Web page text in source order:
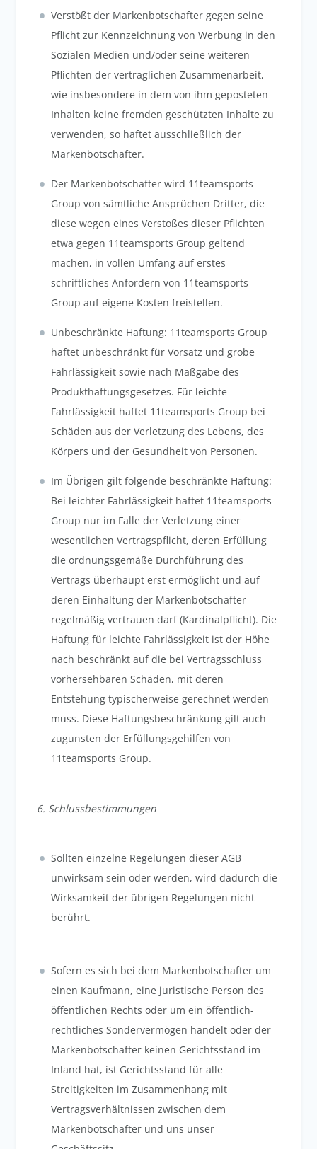
Verstößt der Markenbotschafter gegen seine
Pflicht zur Kennzeichnung von Werbung in den
Sozialen Medien und/oder seine weiteren
Pflichten der vertraglichen Zusammenarbeit,
wie insbesondere in dem von ihm geposteten
Inhalten keine fremden geschützten Inhalte zu
verwenden, so haftet ausschließlich der
Markenbotschafter.
Der Markenbotschafter wird 11teamsports
Group von sämtliche Ansprüchen Dritter, die
diese wegen eines Verstoßes dieser Pflichten
etwa gegen 11teamsports Group geltend
machen, in vollen Umfang auf erstes
schriftliches Anfordern von 11teamsports
Group auf eigene Kosten freistellen.
Unbeschränkte Haftung: 11teamsports Group
haftet unbeschränkt für Vorsatz und grobe
Fahrlässigkeit sowie nach Maßgabe des
Produkthaftungsgesetzes. Für leichte
Fahrlässigkeit haftet 11teamsports Group bei
Schäden aus der Verletzung des Lebens, des
Körpers und der Gesundheit von Personen.
Im Übrigen gilt folgende beschränkte Haftung:
Bei leichter Fahrlässigkeit haftet 11teamsports
Group nur im Falle der Verletzung einer
wesentlichen Vertragspflicht, deren Erfüllung
die ordnungsgemäße Durchführung des
Vertrags überhaupt erst ermöglicht und auf
deren Einhaltung der Markenbotschafter
regelmäßig vertrauen darf (Kardinalpflicht). Die
Haftung für leichte Fahrlässigkeit ist der Höhe
nach beschränkt auf die bei Vertragsschluss
vorhersehbaren Schäden, mit deren
Entstehung typischerweise gerechnet werden
muss. Diese Haftungsbeschränkung gilt auch
zugunsten der Erfüllungsgehilfen von
11teamsports Group.
6. Schlussbestimmungen
Sollten einzelne Regelungen dieser AGB
unwirksam sein oder werden, wird dadurch die
Wirksamkeit der übrigen Regelungen nicht
berührt.
Sofern es sich bei dem Markenbotschafter um
einen Kaufmann, eine juristische Person des
öffentlichen Rechts oder um ein öffentlich-
rechtliches Sondervermögen handelt oder der
Markenbotschafter keinen Gerichtsstand im
Inland hat, ist Gerichtsstand für alle
Streitigkeiten im Zusammenhang mit
Vertragsverhältnissen zwischen dem
Markenbotschafter und uns unser